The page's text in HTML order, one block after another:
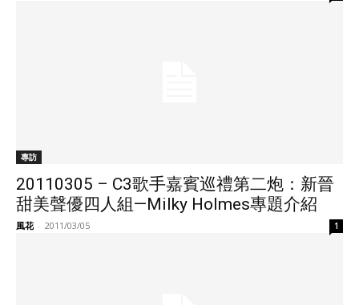
專訪
20110305 – C3歌手嘉賓巡禮第二炮：新晉
甜美聲優四人組—Milky Holmes專題介紹
風花 - 2011/03/05 1